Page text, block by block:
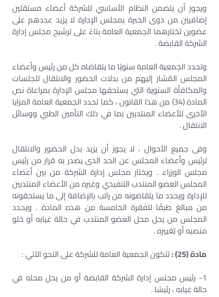
ويجوز أن يتضمن النظام الأساسي للشركة أعضاء مستقلين
إضافيين من ذوى الخبرة بمجلس الإدارة لا يزيد عددهم على
عضوين تختارهما الجمعية العامة بناءً على ترشيح مجلس إدارة
الشركة القابضة .
وتحدد الجمعية العامة سنويًا ما يتقاضاه كل من رئيس وأعضاء
المجلس المُشار إليهم من بدلات الحضور والانتقال للجلسات
والمكافأة السنوية التي يستحقها مجلس الإدارة بمراعاة نص
المادة (34) من هذا القانون ، كما تحدد الجمعية العامة المزايا
الأخرى للأعضاء المنتدبين بما في ذلك التأمين الطبي ووسائل
الانتقال .
وفى جميع الأحوال ، لا يجوز أن يزيد بدل الحضور والانتقال
لرئيس وأعضاء المجلس عن الحد الذى يصدر به قرار من رئيس
مجلس الوزراء . ويختار مجلس إدارة الشركة من بين أعضاء
المجلس العضو المنتدب التنفيذي وغيره من الأعضاء المنتدبين
للإدارة ويحدد ما يتقاضونه من راتب بالإضافة إلى ما يستحقونه
من مبالغ طبقًا للفقرة الخامسة من هذه المادة . ويحدد
المجلس من يحل محل العضو المنتدب في حالة غيابه أو خلو
منصبه أو تغييره .
مادة (25) :
تتكون الجمعية العامة للشركة على النحو الآتي :
1- رئيس مجلس إدارة الشركة القابضة أو من يحل محله في
حالة غيابه ، رئيسًا .